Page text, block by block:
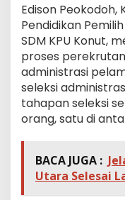
Edison Peokodoh,
Pendidikan
SDM KPU Konut,
proses perekrutan
administrasi
seleksi
tahapan seleksi
orang, satu di
BACA JUGA :
Utara Selesai